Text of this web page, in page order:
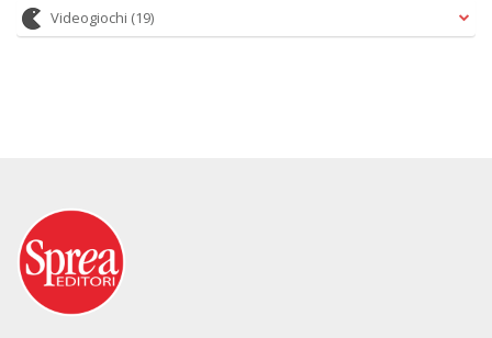
Videogiochi (19)